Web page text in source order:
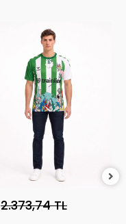
2.373,74 TL